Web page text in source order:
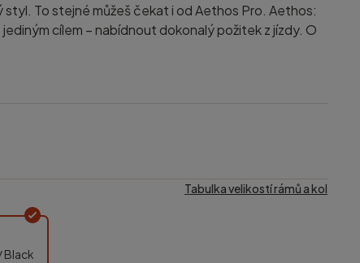
To stejné můžeš čekat i od Aethos Pro. Aethos:
cílem – nabídnout dokonalý požitek z jízdy. O
Tabulka velikostí rámů a kol
Black